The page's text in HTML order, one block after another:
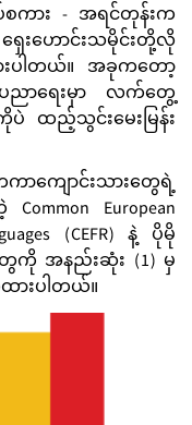
ကား - အရင်တုန်းက
းဟောင်းသမိုင်းတို့လို
ပါတယ်။ အခုကတော့
ညာရေးမှာ လက်တွေ့
ထည့်သွင်းမေးမြန်း
ကျောင်းသားတွေရဲ့
European
​​(CEFR) နဲ့ ပိုမို
ကို အနည်းဆုံး (1) မှ
ားပါတယ်။